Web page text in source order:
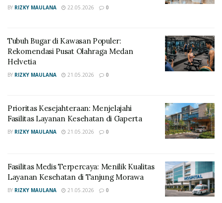
BY RIZKY MAULANA 22.05.2026 0
Tubuh Bugar di Kawasan Populer:
Rekomendasi Pusat Olahraga Medan
Helvetia
BY RIZKY MAULANA 21.05.2026 0
Prioritas Kesejahteraan: Menjelajahi
Fasilitas Layanan Kesehatan di Gaperta
BY RIZKY MAULANA 21.05.2026 0
Fasilitas Medis Terpercaya: Menilik Kualitas
Layanan Kesehatan di Tanjung Morawa
BY RIZKY MAULANA 21.05.2026 0